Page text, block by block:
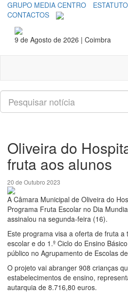
GRUPO MEDIA CENTRO
CONTACTOS
9 de Agosto de 2026 | Coimbra
Pesquisar
Oliveira do
fruta aos alunos
20 de Outubro 2023
A Câmara Municipal de Oliveira do
Programa Fruta Escolar no Dia
assinalou na segunda-feira (16).
Este programa visa a oferta de fruta a
escolar e do 1.º Ciclo do Ensino
público no Agrupamento de Escolas
O projeto vai abranger 908 crianças
estabelecimentos de ensino,
autarquia de 8.716,80 euros.